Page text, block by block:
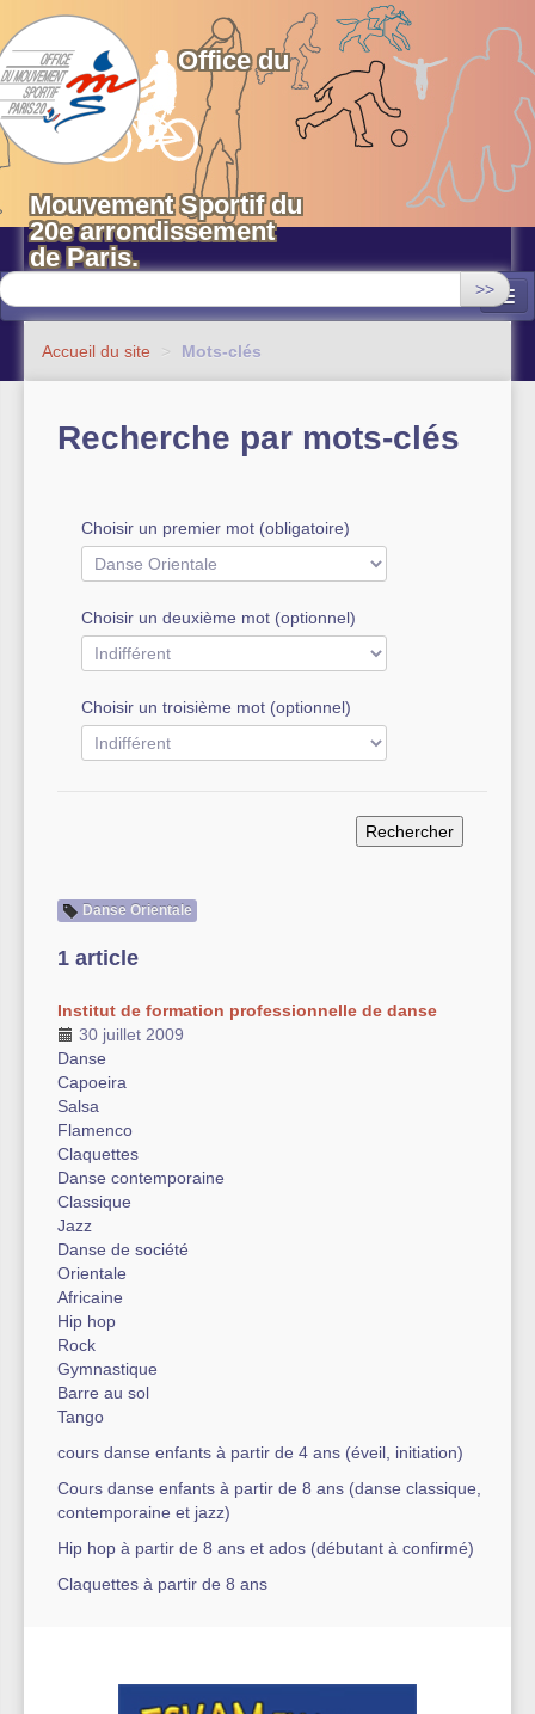
OMS 20 Paris
Office du
Mouvement Sportif du
20e arrondissement
de Paris.
>>
Equipements sportifs municipaux
OMS 20
Actualités
Autre équipement sportif
Actualités des associations
Accueil du site > Mots-clés
Recherche par mots-clés
Choisir un premier mot (obligatoire)
Choisir un deuxième mot (optionnel)
Choisir un troisième mot (optionnel)
Danse Orientale
1 article
Institut de formation professionnelle de danse
30 juillet 2009
Danse
Capoeira
Salsa
Flamenco
Claquettes
Danse contemporaine
Classique
Jazz
Danse de société
Orientale
Africaine
Hip hop
Rock
Gymnastique
Barre au sol
Tango
cours danse enfants à partir de 4 ans (éveil, initiation)
Cours danse enfants à partir de 8 ans (danse classique,
contemporaine et jazz)
Hip hop à partir de 8 ans et ados (débutant à confirmé)
Claquettes à partir de 8 ans